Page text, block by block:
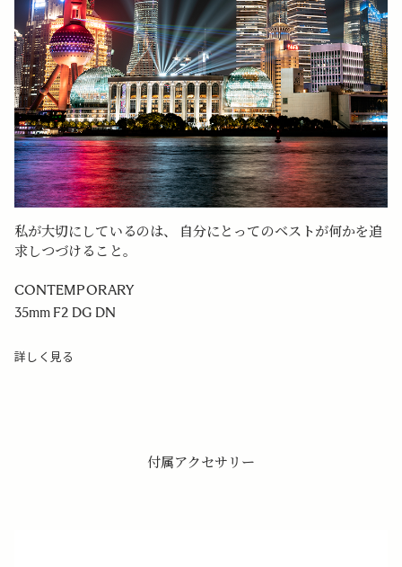
私が大切にしているのは、 自分にとってのベストが何かを追
求しつづけること。
CONTEMPORARY
35mm F2 DG DN
詳しく見る
付属アクセサリー